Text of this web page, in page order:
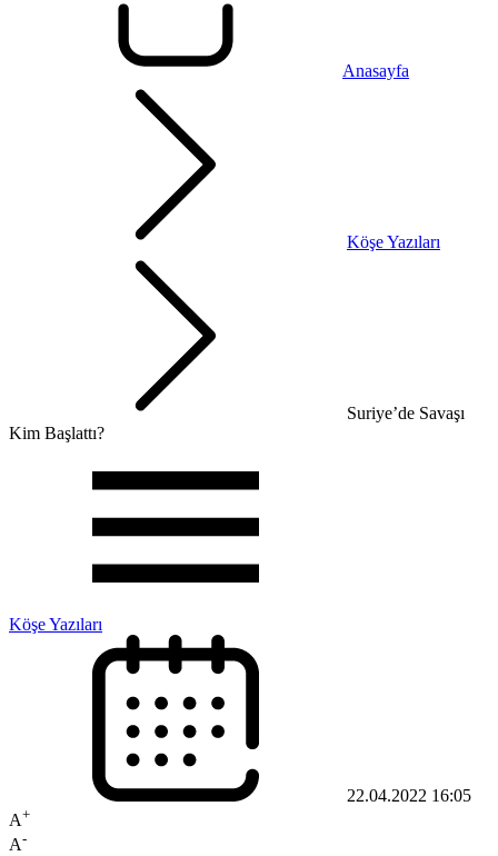
Anasayfa
Köşe Yazıları
Suriye’de Savaşı
Kim Başlattı?
Köşe Yazıları
22.04.2022 16:05
A+
A-